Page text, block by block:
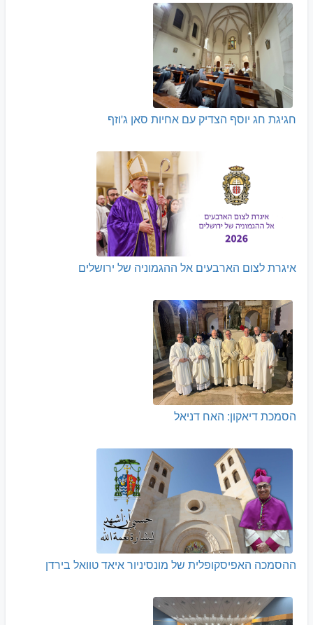
חגיגת חג יוסף הצדיק עם אחיות סאן ג'וזף
איגרת לצום הארבעים אל ההגמוניה של ירושלים
הסמכת דיאקון: האח דניאל
ההסמכה האפיסקופלית של מונסיניור איאד טוואל בירדן